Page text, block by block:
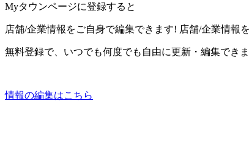
Myタウンページに登録すると
店舗/企業情報をご自身で編集できます! 店舗/企業情報を
無料登録で、いつでも何度でも自由に更新・編集でき
情報の編集はこちら